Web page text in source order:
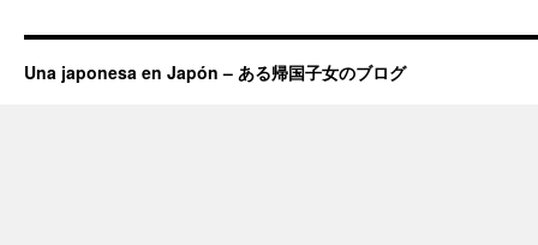
Una japonesa en Japón – ある帰国子女のブログ